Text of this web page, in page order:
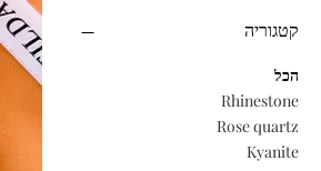
קטגוריה
הכל
Rhinestone
Rose quartz
Kyanite